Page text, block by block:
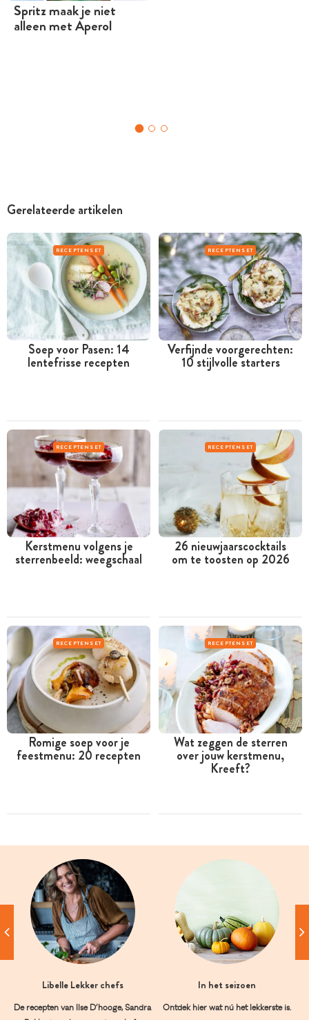
Spritz maak je niet
alleen met Aperol
Gerelateerde artikelen
RECEPTENSET
Soep voor Pasen: 14
lentefrisse recepten
RECEPTENSET
Verfijnde voorgerechten:
10 stijlvolle starters
RECEPTENSET
Kerstmenu volgens je
sterrenbeeld: weegschaal
RECEPTENSET
26 nieuwjaarscocktails
om te toosten op 2026
RECEPTENSET
Romige soep voor je
feestmenu: 20 recepten
RECEPTENSET
Wat zeggen de sterren
over jouw kerstmenu,
Kreeft?
Libelle Lekker chefs
De recepten van Ilse D’hooge, Sandra
In het seizoen
Ontdek hier wat nú het lekkerste is.